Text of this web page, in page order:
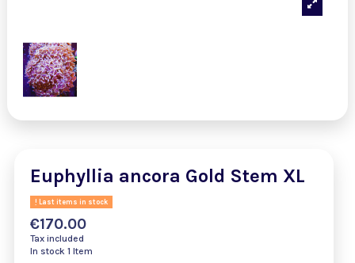
Euphyllia ancora Gold Stem XL
Last items in stock
€170.00
Tax included
In stock 1 Item